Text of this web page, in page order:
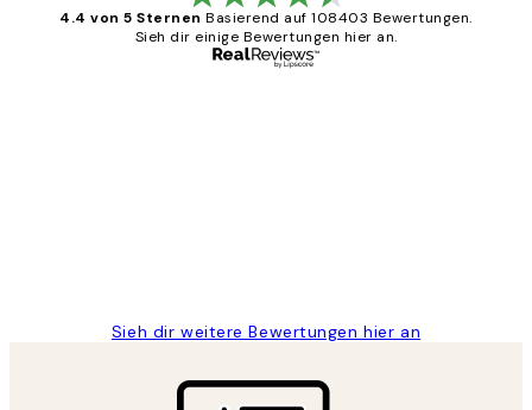
4.4 von 5 Sternen Basierend auf 108403 Bewertungen.
Sieh dir einige Bewertungen hier an.
Sieh dir weitere Bewertungen hier an